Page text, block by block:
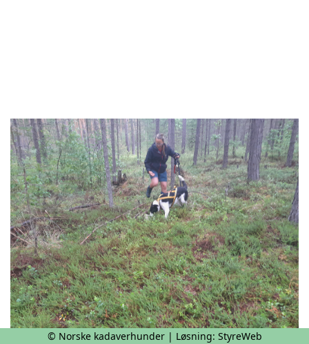
© Norske kadaverhunder | Løsning: StyreWeb